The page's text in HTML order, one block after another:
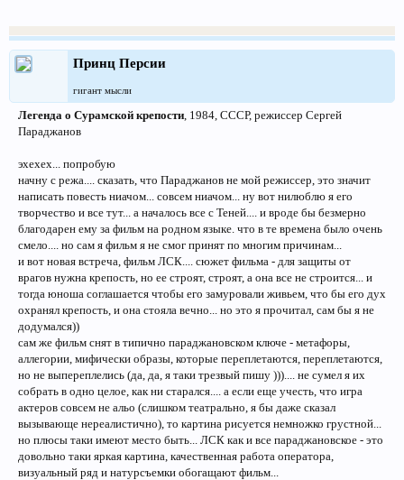
Принц Персии
гигант мысли
Легенда о Сурамской крепости , 1984, СССР, режиссер Сергей
Параджанов
эхехех... попробую
начну с режа.... сказать, что Параджанов не мой режиссер, это значит
написать повесть ниачом... совсем ниачом... ну вот нилюблю я его
творчество и все тут... а началось все с Теней.... и вроде бы безмерно
благодарен ему за фильм на родном языке. что в те времена было очень
смело.... но сам я фильм я не смог принят по многим причинам...
и вот новая встреча, фильм ЛСК.... сюжет фильма - для защиты от
врагов нужна крепость, но ее строят, строят, а она все не строится... и
тогда юноша соглашается чтобы его замуровали живьем, что бы его дух
охранял крепость, и она стояла вечно... но это я прочитал, сам бы я не
додумался))
сам же фильм снят в типично параджановском ключе - метафоры,
аллегории, мифически образы, которые переплетаются, переплетаются,
но не выпереплелись (да, да, я таки трезвый пишу ))).... не сумел я их
собрать в одно целое, как ни старался.... а если еще учесть, что игра
актеров совсем не альо (слишком театрально, я бы даже сказал
вызывающе нереалистично), то картина рисуется немножко грустной...
но плюсы таки имеют место быть... ЛСК как и все параджановское - это
довольно таки яркая картина, качественная работа оператора,
визуальный ряд и натурсъемки обогащают фильм...